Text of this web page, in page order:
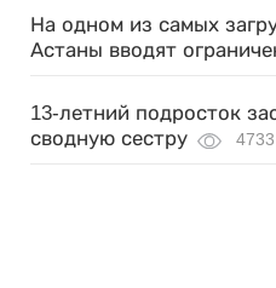
На одном из самых
Астаны вводят
13-летний подросток
сводную сестру
4733